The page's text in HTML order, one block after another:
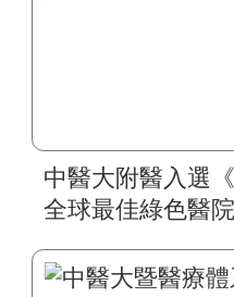
中醫大附醫入選
全球最佳綠色醫
標居臺灣最佳